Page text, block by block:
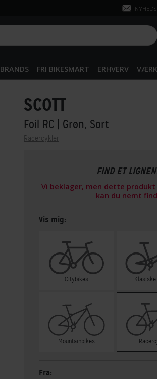
BRANDS FRI BIKESMART ERHVERV
SCOTT
Foil RC | Grøn, Sort
Racercykler
FIND ET
Vi beklager, men dette
kan du nemt
Vis mig:
Citybikes
Mountainbikes
Fra: